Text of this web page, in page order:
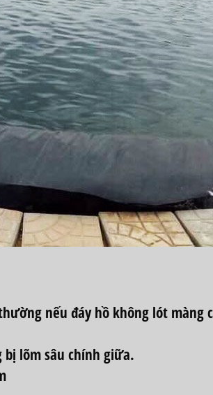
nếu đáy hồ không lót màng
lõm sâu chính giữa.